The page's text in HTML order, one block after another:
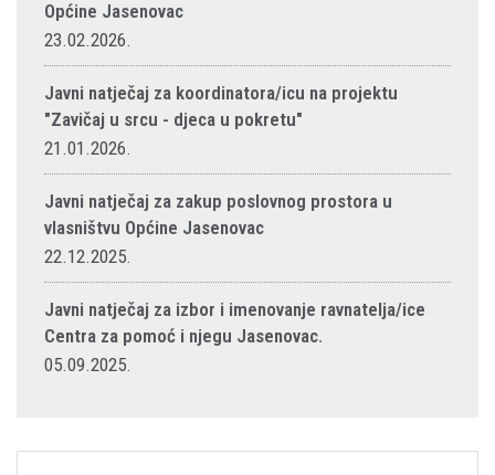
Općine Jasenovac
23.02.2026.
Javni natječaj za koordinatora/icu na projektu
"Zavičaj u srcu - djeca u pokretu"
21.01.2026.
Javni natječaj za zakup poslovnog prostora u
vlasništvu Općine Jasenovac
22.12.2025.
Javni natječaj za izbor i imenovanje ravnatelja/ice
Centra za pomoć i njegu Jasenovac.
05.09.2025.